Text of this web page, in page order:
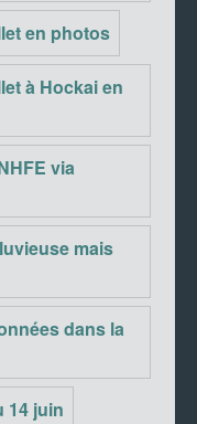
en photos
à Hockai en
via
mais
dans la
14 juin